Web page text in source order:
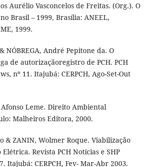
Aurélio Vasconcelos de Freitas. (Org.). O
Brasil – 1999, Brasília: ANEEL,
1999.
NÓBREGA, André Pepitone da. O
de autorizaçãoregistro de PCH. PCH
nº 11. Itajubá: CERPCH, Ago-Set-Out
Afonso Leme. Direito Ambiental
Malheiros Editora, 2000.
& ZANIN, Wolmer Roque. Viabilização
Elétrica. Revista PCH Notícias e SHP
Itajubá: CERPCH, Fev- Mar-Abr 2003.